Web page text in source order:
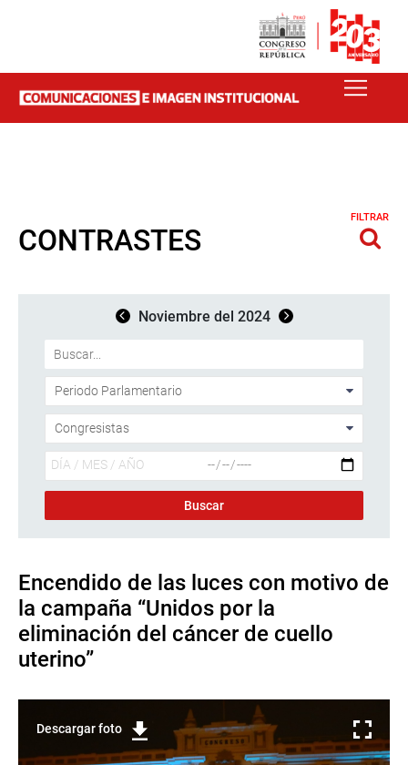
CONTRASTES
FILTRAR
Noviembre del 2024
Encendido de las luces con motivo de
la campaña “Unidos por la
eliminación del cáncer de cuello
uterino”
Descargar foto